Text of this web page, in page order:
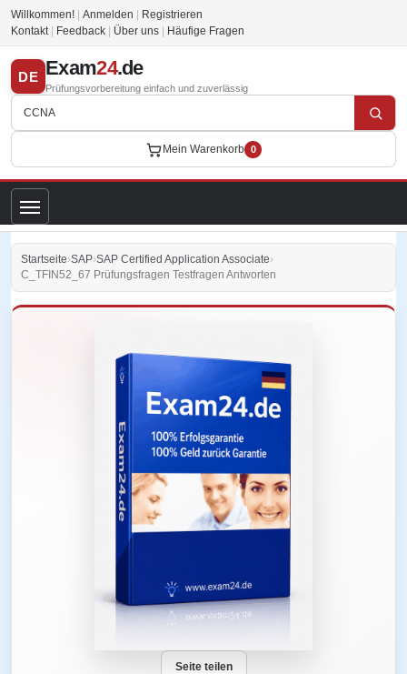
Willkommen! Anmelden
Registrieren
Kontakt
Feedback Über uns Häufige Fragen
DE Exam24.de
Prüfungsvorbereitung einfach und zuverlässig
Mein Warenkorb 0
Startseite›SAP›SAP Certified Application Associate›
C_TFIN52_67 Prüfungsfragen Testfragen Antworten
Seite teilen